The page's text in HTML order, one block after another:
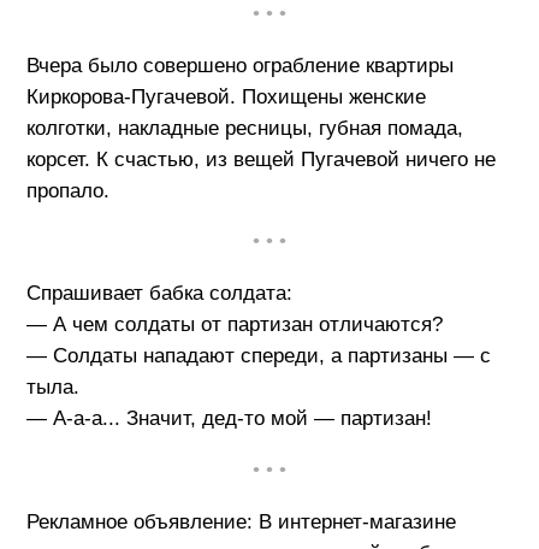
• • •
Вчера было совершено ограбление квартиры
Киркорова-Пугачевой. Похищены женские
колготки, накладные ресницы, губная помада,
корсет. К счастью, из вещей Пугачевой ничего не
пропало.
• • •
Спрашивает бабка солдата:
— А чем солдаты от партизан отличаются?
— Солдаты нападают спереди, а партизаны — с
тыла.
— А-а-а... Значит, дед-то мой — партизан!
• • •
Рекламное объявление: В интернет-магазине